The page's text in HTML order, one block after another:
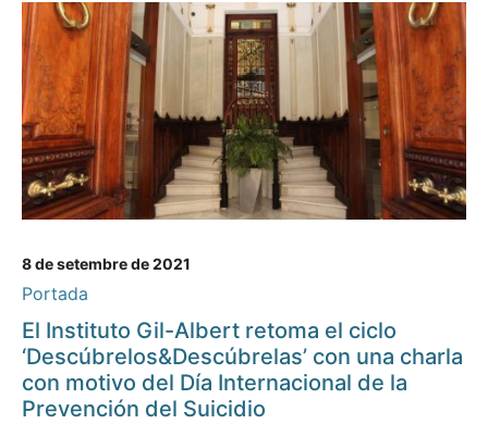
8 de setembre de 2021
Portada
El Instituto Gil-Albert retoma el ciclo
‘Descúbrelos&Descúbrelas’ con una charla
con motivo del Día Internacional de la
Prevención del Suicidio